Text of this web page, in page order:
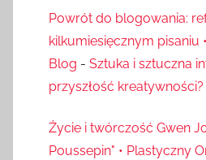
Powrót do blogowania:
kilkumiesięcznym pisaniu
Blog - Sztuka i sztuczna
przyszłość kreatywności?
Życie i twórczość Gwen
Poussepin" • Plastyczny